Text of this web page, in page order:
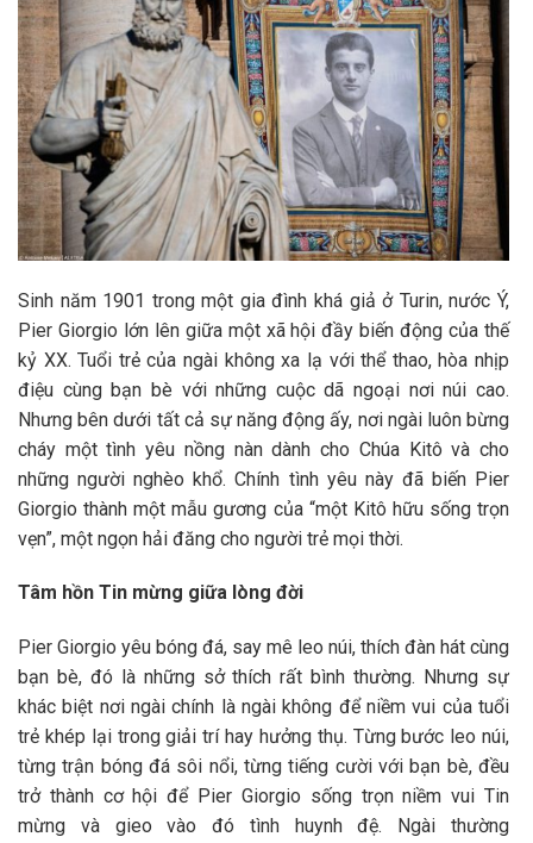
Sinh năm 1901 trong một gia đình khá giả ở Turin, nước Ý,
Pier Giorgio lớn lên giữa một xã hội đầy biến động của thế
kỷ XX. Tuổi trẻ của ngài không xa lạ với thể thao, hòa nhịp
điệu cùng bạn bè với những cuộc dã ngoại nơi núi cao.
Nhưng bên dưới tất cả sự năng động ấy, nơi ngài luôn bừng
cháy một tình yêu nồng nàn dành cho Chúa Kitô và cho
những người nghèo khổ. Chính tình yêu này đã biến Pier
Giorgio thành một mẫu gương của “một Kitô hữu sống trọn
vẹn”, một ngọn hải đăng cho người trẻ mọi thời.
Tâm hồn Tin mừng giữa lòng đời
Pier Giorgio yêu bóng đá, say mê leo núi, thích đàn hát cùng
bạn bè, đó là những sở thích rất bình thường. Nhưng sự
khác biệt nơi ngài chính là ngài không để niềm vui của tuổi
trẻ khép lại trong giải trí hay hưởng thụ. Từng bước leo núi,
từng trận bóng đá sôi nổi, từng tiếng cười với bạn bè, đều
trở thành cơ hội để Pier Giorgio sống trọn niềm vui Tin
mừng và gieo vào đó tình huynh đệ. Ngài thường